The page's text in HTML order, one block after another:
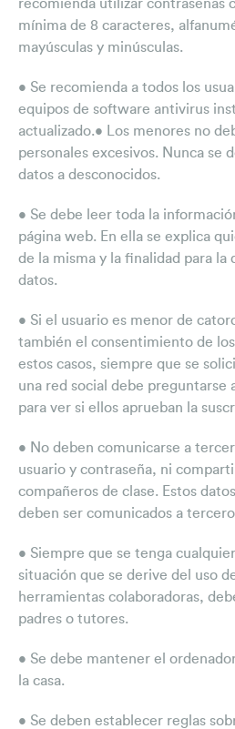
recomienda utilizar contraseñas
mínima de 8 caracteres,
mayúsculas y minúsculas.
• Se recomienda a todos los
equipos de software antivirus
actualizado.• Los menores no
personales excesivos. Nunca se
datos a desconocidos.
• Se debe leer toda la
página web. En ella se explica
de la misma y la finalidad para la
datos.
• Si el usuario es menor de
también el consentimiento de
estos casos, siempre que se
una red social debe preguntarse
para ver si ellos aprueban la
• No deben comunicarse a
usuario y contraseña, ni
compañeros de clase. Estos
deben ser comunicados a
• Siempre que se tenga
situación que se derive del uso
herramientas colaboradoras,
padres o tutores.
• Se debe mantener el
la casa.
• Se deben establecer reglas